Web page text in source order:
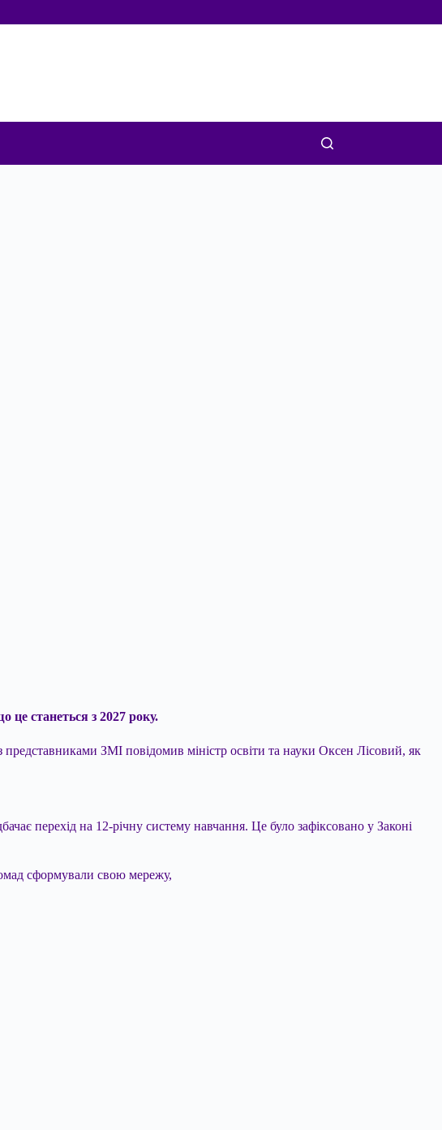
станеться з 2027 року.
ЗМІ повідомив міністр освіти та науки Оксен Лісовий, як
перехід на 12-річну систему навчання. Це було зафіксовано у Законі
сформували свою мережу,